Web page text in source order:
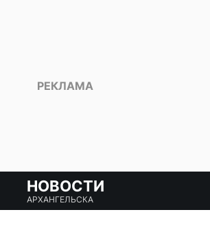
НОВОСТИ
АРХАНГЕЛЬСКА